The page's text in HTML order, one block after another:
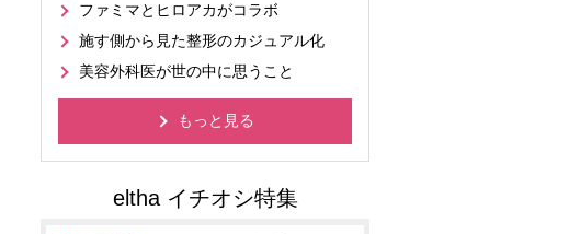
ファミマとヒロアカがコラボ
施す側から見た整形のカジュアル化
美容外科医が世の中に思うこと
もっと見る